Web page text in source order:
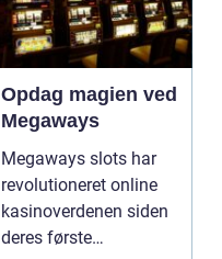
Opdag magien ved
Megaways
Megaways slots har
revolutioneret online
kasinoverdenen siden
deres første